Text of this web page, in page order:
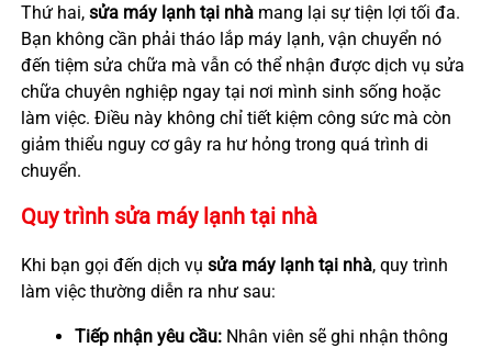
Thứ hai, sửa máy lạnh tại nhàmang lại sự tiện lợi tối đa.
Bạn không cần phải tháo lắp máy lạnh, vận chuyển nó
đến tiệm sửa chữa mà vẫn có thể nhận được dịch vụ sửa
chữa chuyên nghiệp ngay tại nơi mình sinh sống hoặc
làm việc. Điều này không chỉ tiết kiệm công sức mà còn
giảm thiểu nguy cơ gây ra hư hỏng trong quá trình di
chuyển.
Quy trình sửa máy lạnh tại nhà
Khi bạn gọi đến dịch vụ sửa máy lạnh tại nhà, quy trình
làm việc thường diễn ra như sau:
Tiếp nhận yêu cầu: Nhân viên sẽ ghi nhận thông